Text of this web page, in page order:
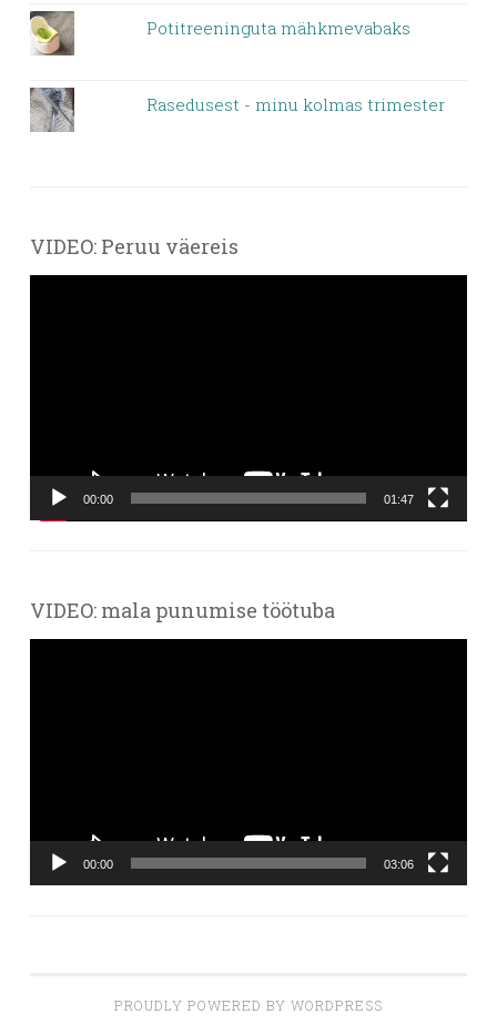
Potitreeninguta mähkmevabaks
Rasedusest - minu kolmas trimester
VIDEO: Peruu väereis
00:00 01:47
VIDEO: mala punumise töötuba
00:00 03:06
PROUDLY POWERED BY WORDPRESS